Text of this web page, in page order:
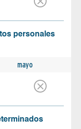
personales
mayo